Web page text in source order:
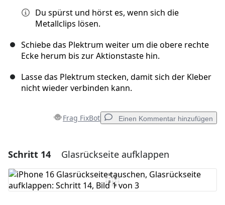
Du spürst und hörst es, wenn sich die
Metallclips lösen.
Schiebe das Plektrum weiter um die obere rechte
Ecke herum bis zur Aktionstaste hin.
Lasse das Plektrum stecken, damit sich der Kleber
nicht wieder verbinden kann.
Frag FixBot Einen Kommentar hinzufügen
Einen Kommentar hinzufügen
Kommentar hinzufügen
Schritt 14 Glasrückseite aufklappen